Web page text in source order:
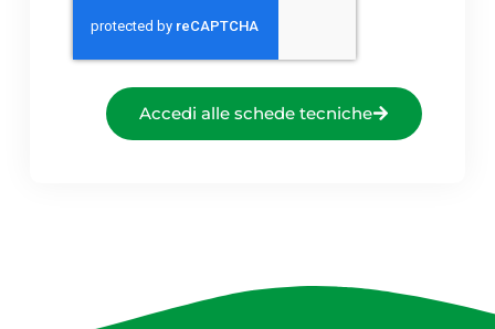
Accedi alle schede tecniche